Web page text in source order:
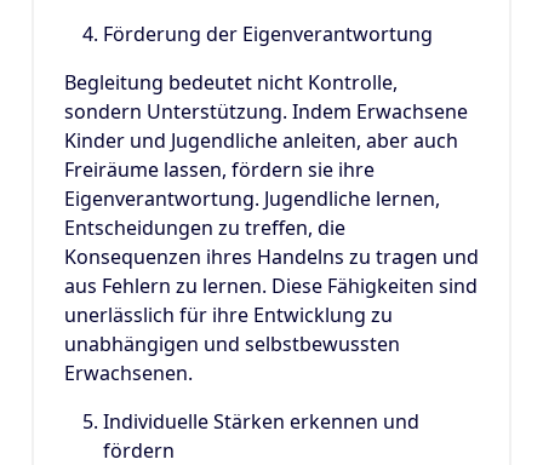
Förderung der Eigenverantwortung
Begleitung bedeutet nicht Kontrolle,
sondern Unterstützung. Indem Erwachsene
Kinder und Jugendliche anleiten, aber auch
Freiräume lassen, fördern sie ihre
Eigenverantwortung. Jugendliche lernen,
Entscheidungen zu treffen, die
Konsequenzen ihres Handelns zu tragen und
aus Fehlern zu lernen. Diese Fähigkeiten sind
unerlässlich für ihre Entwicklung zu
unabhängigen und selbstbewussten
Erwachsenen.
Individuelle Stärken erkennen und
fördern